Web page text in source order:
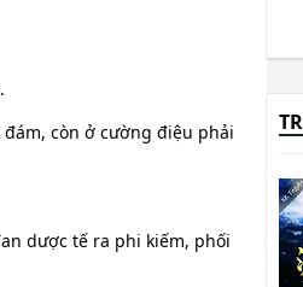
còn ở cường điệu phải
dược tế ra phi kiếm, phối